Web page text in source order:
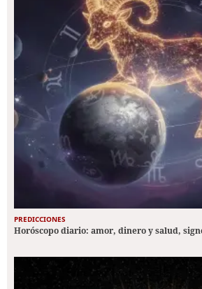
PREDICCIONES
Horóscopo diario: amor, dinero y salud,